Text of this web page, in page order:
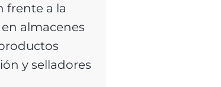
frente a la
almacenes
y selladores